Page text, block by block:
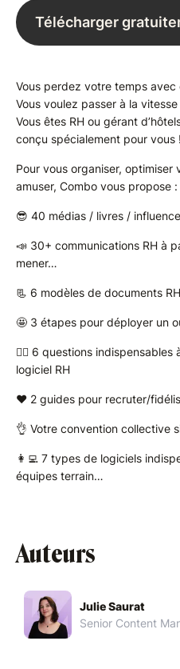
Télécharger
Vous perdez votre temps
Vous voulez passer à la
Vous êtes RH ou gérant
conçu spécialement pour vous !
Pour vous organiser, optimiser
amuser, Combo vous propose :
😎 40 médias / livres /
📣 30+ communications RH à
mener…
📃 6 modèles de documents
🤩 3 étapes pour déployer un
🤷‍♀️ 6 questions
logiciel RH
❤️ 2 guides pour recruter/
👌 Votre convention collective
👩‍💻 7 types de logiciels
équipes terrain…
Auteurs
Julie Saurat
Senior Content